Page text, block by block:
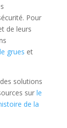
Pour
de leurs
grues et
solutions
sur le
de la